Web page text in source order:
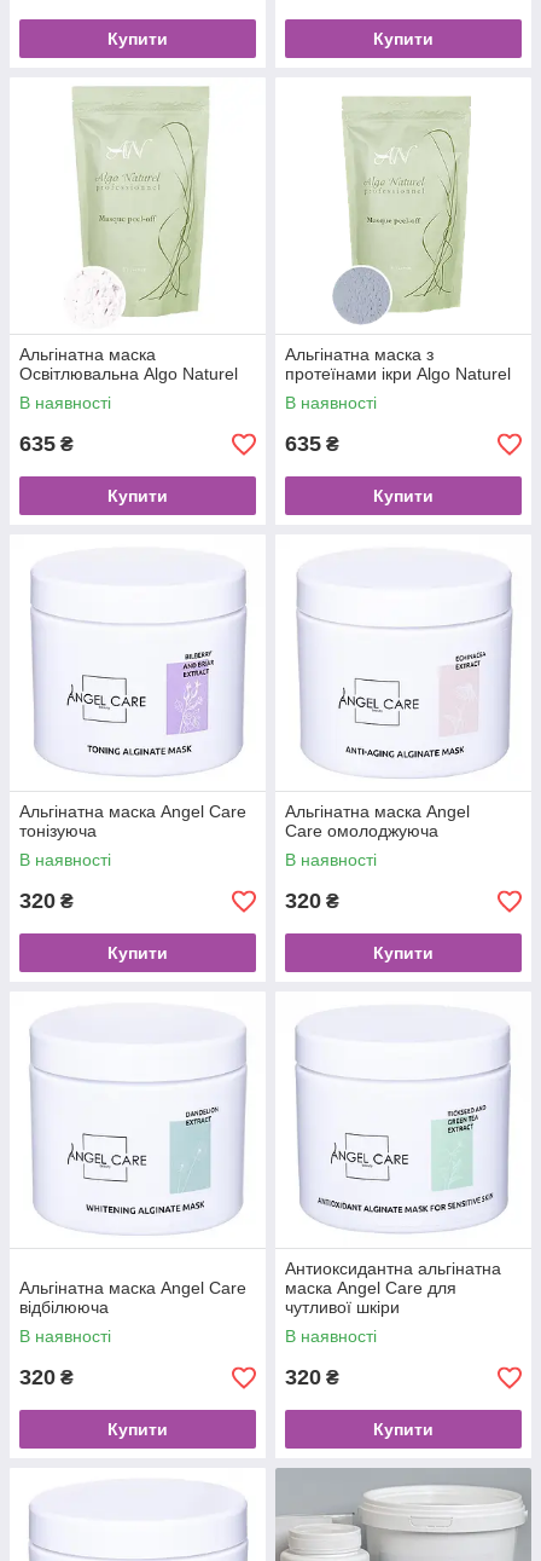
Купити Купити
Альгінатна маска
Освітлювальна Algo Naturel
В наявності
635 ₴
Купити
Альгінатна маска з
протеїнами ікри Algo Naturel
В наявності
635 ₴
Купити
Альгінатна маска Angel Care
тонізуюча
В наявності
320 ₴
Купити
Альгінатна маска Angel
Care омолоджуюча
В наявності
320 ₴
Купити
Альгінатна маска Angel Care
відбілююча
В наявності
320 ₴
Купити
Антиоксидантна альгінатна
маска Angel Care для
чутливої шкіри
В наявності
320 ₴
Купити